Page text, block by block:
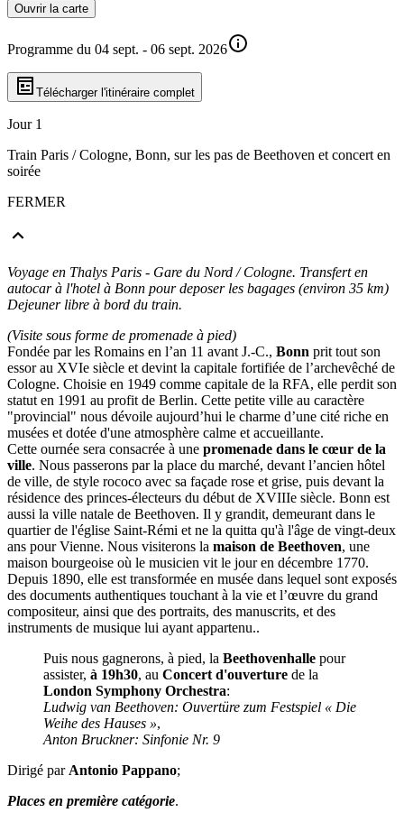
Ouvrir la carte
Programme du 04 sept. - 06 sept. 2026
Télécharger l'itinéraire complet
Jour 1
Train Paris / Cologne, Bonn, sur les pas de Beethoven et concert en
soirée
FERMER
Voyage en Thalys Paris - Gare du Nord / Cologne. Transfert en
autocar à l'hotel à Bonn pour deposer les bagages (environ 35 km)
Dejeuner libre à bord du train.
(Visite sous forme de promenade à pied)
Fondée par les Romains en l’an 11 avant J.-C., Bonn prit tout son
essor au XVIe siècle et devint la capitale fortifiée de l’archevêché de
Cologne. Choisie en 1949 comme capitale de la RFA, elle perdit son
statut en 1991 au profit de Berlin. Cette petite ville au caractère
"provincial" nous dévoile aujourd’hui le charme d’une cité riche en
musées et dotée d'une atmosphère calme et accueillante.
Cette ournée sera consacrée à une promenade dans le cœur de la
ville. Nous passerons par la place du marché, devant l’ancien hôtel
de ville, de style rococo avec sa façade rose et grise, puis devant la
résidence des princes-électeurs du début de XVIIIe siècle. Bonn est
aussi la ville natale de Beethoven. Il y grandit, demeurant dans le
quartier de l'église Saint-Rémi et ne la quitta qu'à l'âge de vingt-deux
ans pour Vienne. Nous visiterons la maison de Beethoven, une
maison bourgeoise où le musicien vit le jour en décembre 1770.
Depuis 1890, elle est transformée en musée dans lequel sont exposés
des documents authentiques touchant à la vie et l’œuvre du grand
compositeur, ainsi que des portraits, des manuscrits, et des
instruments de musique lui ayant appartenu..
Puis nous gagnerons, à pied, la Beethovenhalle pour
assister, à 19h30, au Concert d'ouverture de la
London Symphony Orchestra:
Ludwig van Beethoven: Ouvertüre zum Festspiel « Die
Weihe des Hauses »,
Anton Bruckner: Sinfonie Nr. 9
Dirigé par Antonio Pappano;
Places en première catégorie.